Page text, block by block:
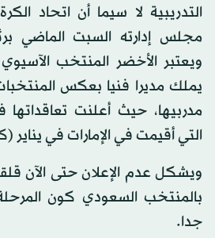
التدريبية لا سيما أن اتحاد
مجلس إدارته السبت الماضي
ويعتبر الأخضر المنتخب الآسيوي
يملك مديرا فنيا بعكس
مدربيها، حيث أعلنت تعاقداتها
التي أقيمت في الإمارات في يناير
ويشكل عدم الإعلان حتى الآن
بالمنتخب السعودي كون
جدا.